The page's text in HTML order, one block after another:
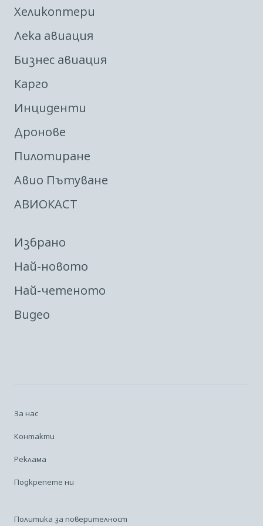
Хеликоптери
Лека авиация
Бизнес авиация
Карго
Инциденти
Дронове
Пилотиране
Авио Пътуване
АВИОКАСТ
Избрано
Най-новото
Най-четеното
Видео
За нас
Контакти
Реклама
Подкрепете ни
Политика за поверителност